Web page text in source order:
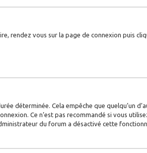
rendez vous sur la page de connexion puis
déterminée. Cela empêche que quelqu’un
Ce n’est pas recommandé si vous
du forum a désactivé cette